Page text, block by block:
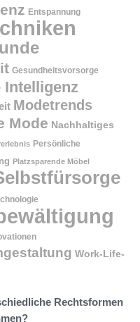
Entspannung
Gesundheitsvorsorge
Modetrends
Mode Nachhaltiges
Persönliche
Platzsparende Möbel
Work-Life-
Rechtsformen